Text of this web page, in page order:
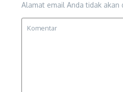
Alamat email Anda tidak akan